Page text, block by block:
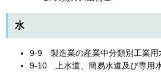
水
9-9 製造業の産業中分類別工業用
9-10 上水道、簡易水道及び専用